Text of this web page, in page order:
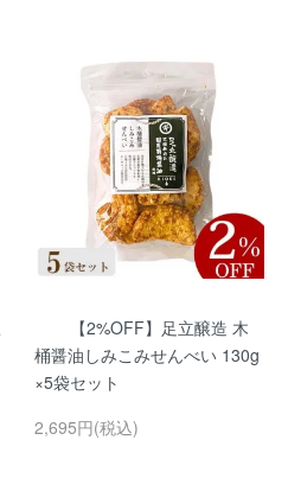
【2%OFF】足立醸造 木
桶醤油しみこみせんべい 130g
×5袋セット
2,695円(税込)